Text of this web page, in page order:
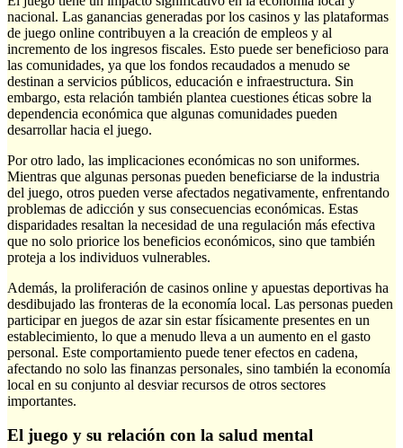
nacional. Las ganancias generadas por los casinos y las plataformas
de juego online contribuyen a la creación de empleos y al
incremento de los ingresos fiscales. Esto puede ser beneficioso para
las comunidades, ya que los fondos recaudados a menudo se
destinan a servicios públicos, educación e infraestructura. Sin
embargo, esta relación también plantea cuestiones éticas sobre la
dependencia económica que algunas comunidades pueden
desarrollar hacia el juego.
Por otro lado, las implicaciones económicas no son uniformes.
Mientras que algunas personas pueden beneficiarse de la industria
del juego, otros pueden verse afectados negativamente, enfrentando
problemas de adicción y sus consecuencias económicas. Estas
disparidades resaltan la necesidad de una regulación más efectiva
que no solo priorice los beneficios económicos, sino que también
proteja a los individuos vulnerables.
Además, la proliferación de casinos online y apuestas deportivas ha
desdibujado las fronteras de la economía local. Las personas pueden
participar en juegos de azar sin estar físicamente presentes en un
establecimiento, lo que a menudo lleva a un aumento en el gasto
personal. Este comportamiento puede tener efectos en cadena,
afectando no solo las finanzas personales, sino también la economía
local en su conjunto al desviar recursos de otros sectores
importantes.
El juego y su relación con la salud mental